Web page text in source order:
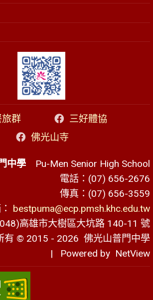
旅群
三好體協
佛光山寺
中學 Pu-Men Senior High School
電話：(07) 656-2676
傳真：(07) 656-3559
bestpuma@ecp.pmsh.khc.edu.tw
高雄市大樹區大坑路 140-11 號
有 © 2015 - 2026 佛光山普門中學
| Powered by NetView